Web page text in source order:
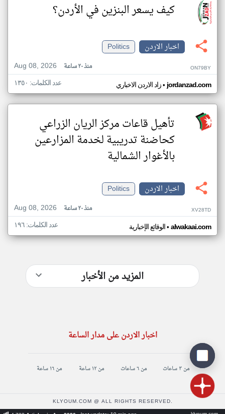
كيف يسعر البنزين في الأردن؟
اخبار الاردن
Politics
Aug 08, 2026
منذ ٢٠ ساعة ON79BY
زاد الاردن الاخباري•jordanzad.com عدد الكلمات: ١٣٥٠
تأهيل قاعات مركز الريان الزراعي
كحاضنة تدريبية لخدمة المزارعين
بالأغوار الشمالية
اخبار الاردن
Politics
Aug 08, 2026
منذ ٢٠ ساعة XV28TD
الوقائع الإخبارية• alwakaai.com عدد الكلمات: ١٩٦
المزيد من الأخبار
اخبار الاردن على مدار الساعة
من ٣ ساعات من ٦ ساعات من ١٢ ساعة من ١٦ ساعة
KLYOUM.COM @ ALL RIGHTS RESERVED.